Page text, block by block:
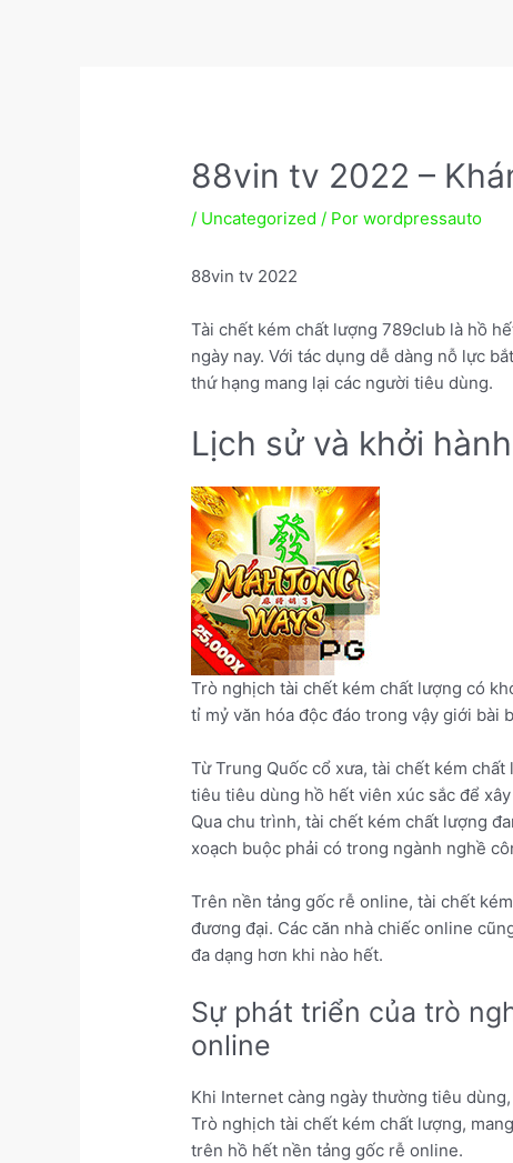
88vin tv 2022 –
/ Uncategorized / Porwordpressauto
88vin tv 2022
Tài chết kém chất lượng 789club là hồ
ngày nay. Với tác dụng dễ dàng nỗ lực
thứ hạng mang lại các người tiêu dùng.
Lịch sử và khởi
Trò nghịch tài chết kém chất lượng có
tỉ mỷ văn hóa độc đáo trong vậy giới bài
Từ Trung Quốc cổ xưa, tài chết kém
tiêu tiêu dùng hồ hết viên xúc sắc để
Qua chu trình, tài chết kém chất lượng
xoạch buộc phải có trong ngành nghề
Trên nền tảng gốc rễ online, tài chết
đương đại. Các căn nhà chiếc online
đa dạng hơn khi nào hết.
Sự phát triển của trò
online
Khi Internet càng ngày thường tiêu
Trò nghịch tài chết kém chất lượng,
trên hồ hết nền tảng gốc rễ online.